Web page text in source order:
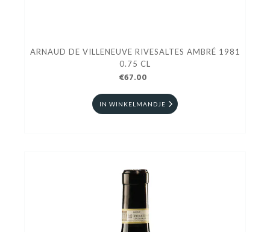
ARNAUD DE VILLENEUVE RIVESALTES AMBRÉ 1981
0.75 CL
€67.00
IN WINKELMANDJE